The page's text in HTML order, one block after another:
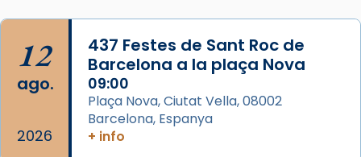
Acompanyant la història de sant Cugat, a
partir de l’Edat Mitjana sorgeix la tradició
que les santes Juliana (“relatiu a Júlia”) i
Semproniana (“relatiu a Semprònia =
eterna”) són deixebles seves. I l’any 1667, el
frare Joan Gaspar Roig, afirma en una obra
12
ago.
2026
437 Festes de Sant Roc de
Barcelona a la plaça Nova
09:00
Plaça Nova, Ciutat Vella, 08002
Barcelona, Espanya
+ info